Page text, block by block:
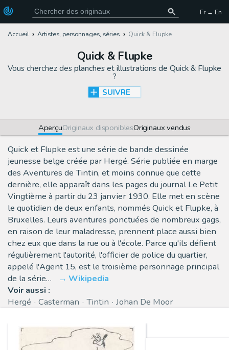
Fr → En
Accueil Artistes, personnages, séries Quick & Flupke
Quick & Flupke
Vous cherchez des planches et illustrations de Quick & Flupke
?
SUIVRE
AperçuOriginaux disponiblesOriginaux vendus
Quick et Flupke est une série de bande dessinée
jeunesse belge créée par Hergé. Série publiée en marge
des Aventures de Tintin, et moins connue que cette
dernière, elle apparaît dans les pages du journal Le Petit
Vingtième à partir du 23 janvier 1930. Elle met en scène
le quotidien de deux enfants, nommés Quick et Flupke, à
Bruxelles. Leurs aventures ponctuées de nombreux gags,
en raison de leur maladresse, prennent place aussi bien
chez eux que dans la rue ou à l'école. Parce qu'ils défient
régulièrement l'autorité, l'officier de police du quartier,
appelé l'Agent 15, est le troisième personnage principal
de la série…
Wikipedia
Voir aussi :
Hergé
Casterman Tintin Johan De Moor